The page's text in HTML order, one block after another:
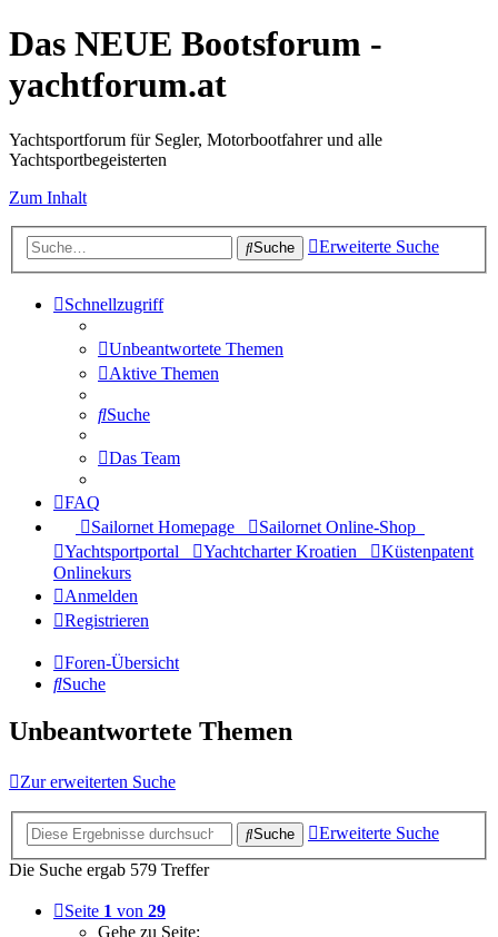
Das NEUE Bootsforum -
yachtforum.at
Yachtsportforum für Segler, Motorbootfahrer und alle
Yachtsportbegeisterten
Zum Inhalt
Suche Erweiterte Suche
Schnellzugriff
Unbeantwortete Themen
Aktive Themen
Suche
Das Team
FAQ
Sailornet Homepage
Sailornet Online-Shop
Yachtsportportal
Yachtcharter Kroatien
Küstenpatent
Onlinekurs
Anmelden
Registrieren
Foren-Übersicht
Suche
Unbeantwortete Themen
Zur erweiterten Suche
Suche
Erweiterte Suche
Die Suche ergab 579 Treffer
Seite 1 von 29
Gehe zu Seite: